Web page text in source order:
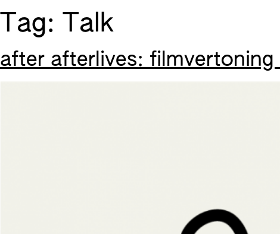
content
Tag: Talk
after afterlives: filmvertoning